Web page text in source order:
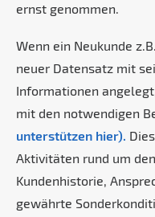
ernst genommen.
Wenn ein Neukunde
neuer Datensatz mit
Informationen
mit den notwendigen
unterstützen hier).
Aktivitäten rund um
Kundenhistorie,
gewährte